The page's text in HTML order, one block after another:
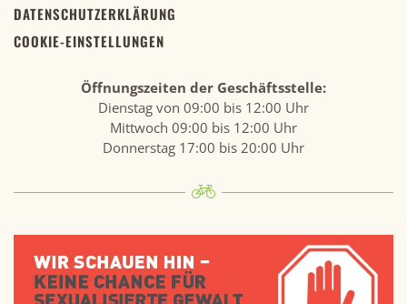
DATENSCHUTZERKLÄRUNG
COOKIE-EINSTELLUNGEN
Öffnungszeiten der Geschäftsstelle:
Dienstag von 09:00 bis 12:00 Uhr
Mittwoch 09:00 bis 12:00 Uhr
Donnerstag 17:00 bis 20:00 Uhr